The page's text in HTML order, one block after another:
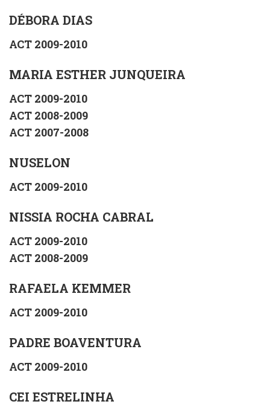
DÉBORA DIAS
ACT 2009-2010
MARIA ESTHER JUNQUEIRA
ACT 2009-2010
ACT 2008-2009
ACT 2007-2008
NUSELON
ACT 2009-2010
NISSIA ROCHA CABRAL
ACT 2009-2010
ACT 2008-2009
RAFAELA KEMMER
ACT 2009-2010
PADRE BOAVENTURA
ACT 2009-2010
CEI ESTRELINHA